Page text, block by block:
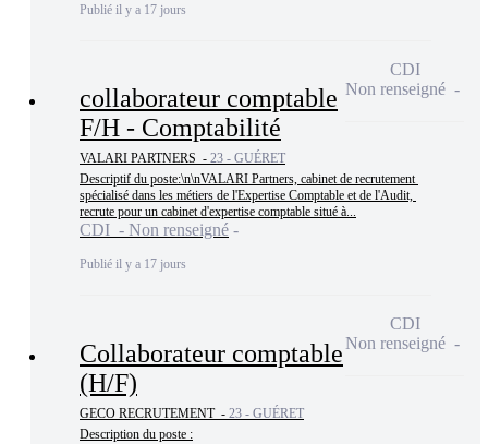
Publié il y a 17 jours
collaborateur comptable
F/H - Comptabilité
VALARI PARTNERS - 23 - GUÉRET
Descriptif du poste:\n\nVALARI Partners, cabinet de recrutement
spécialisé dans les métiers de l'Expertise Comptable et de l'Audit,
recrute pour un cabinet d'expertise comptable situé à...
CDI - Non renseigné
Publié il y a 17 jours
CDI
Non renseigné
Collaborateur comptable
(H/F)
GECO RECRUTEMENT - 23 - GUÉRET
Description du poste :
CDI
Non renseigné